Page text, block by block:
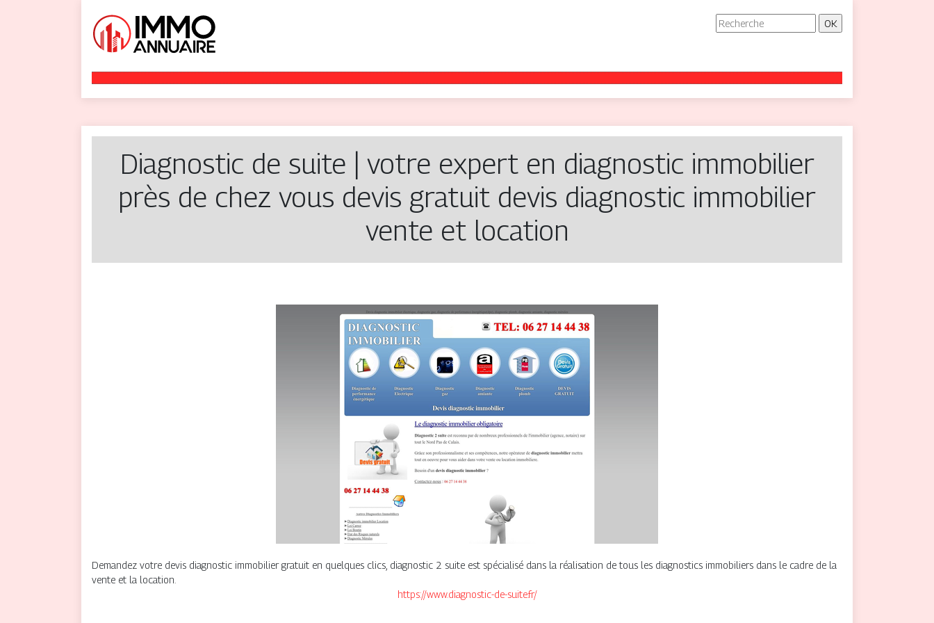
Diagnostic de suite | votre expert en diagnostic immobilier
près de chez vous devis gratuit devis diagnostic immobilier
vente et location
Demandez votre devis diagnostic immobilier gratuit en quelques clics, diagnostic 2 suite est spécialisé dans la réalisation de tous les diagnostics immobiliers dans le cadre de la
vente et la location.
https://www.diagnostic-de-suite.fr/